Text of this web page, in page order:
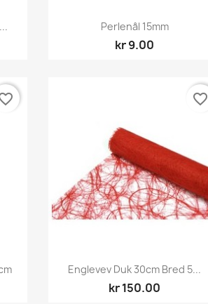
Hurtigvisning
Perlenål 15mm
kr 9.00
Hurtigvisning
Englevev Duk 30cm Bred 5...
kr 150.00
favorite_border